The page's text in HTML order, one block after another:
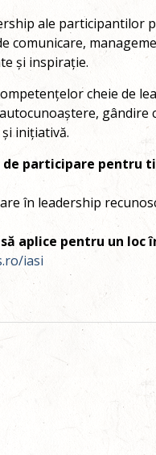
ale participantilor
comunicare,
și inspirație.
cheie de
gândire
inițiativă.
de participare
în leadership
pentru un loc
iasi